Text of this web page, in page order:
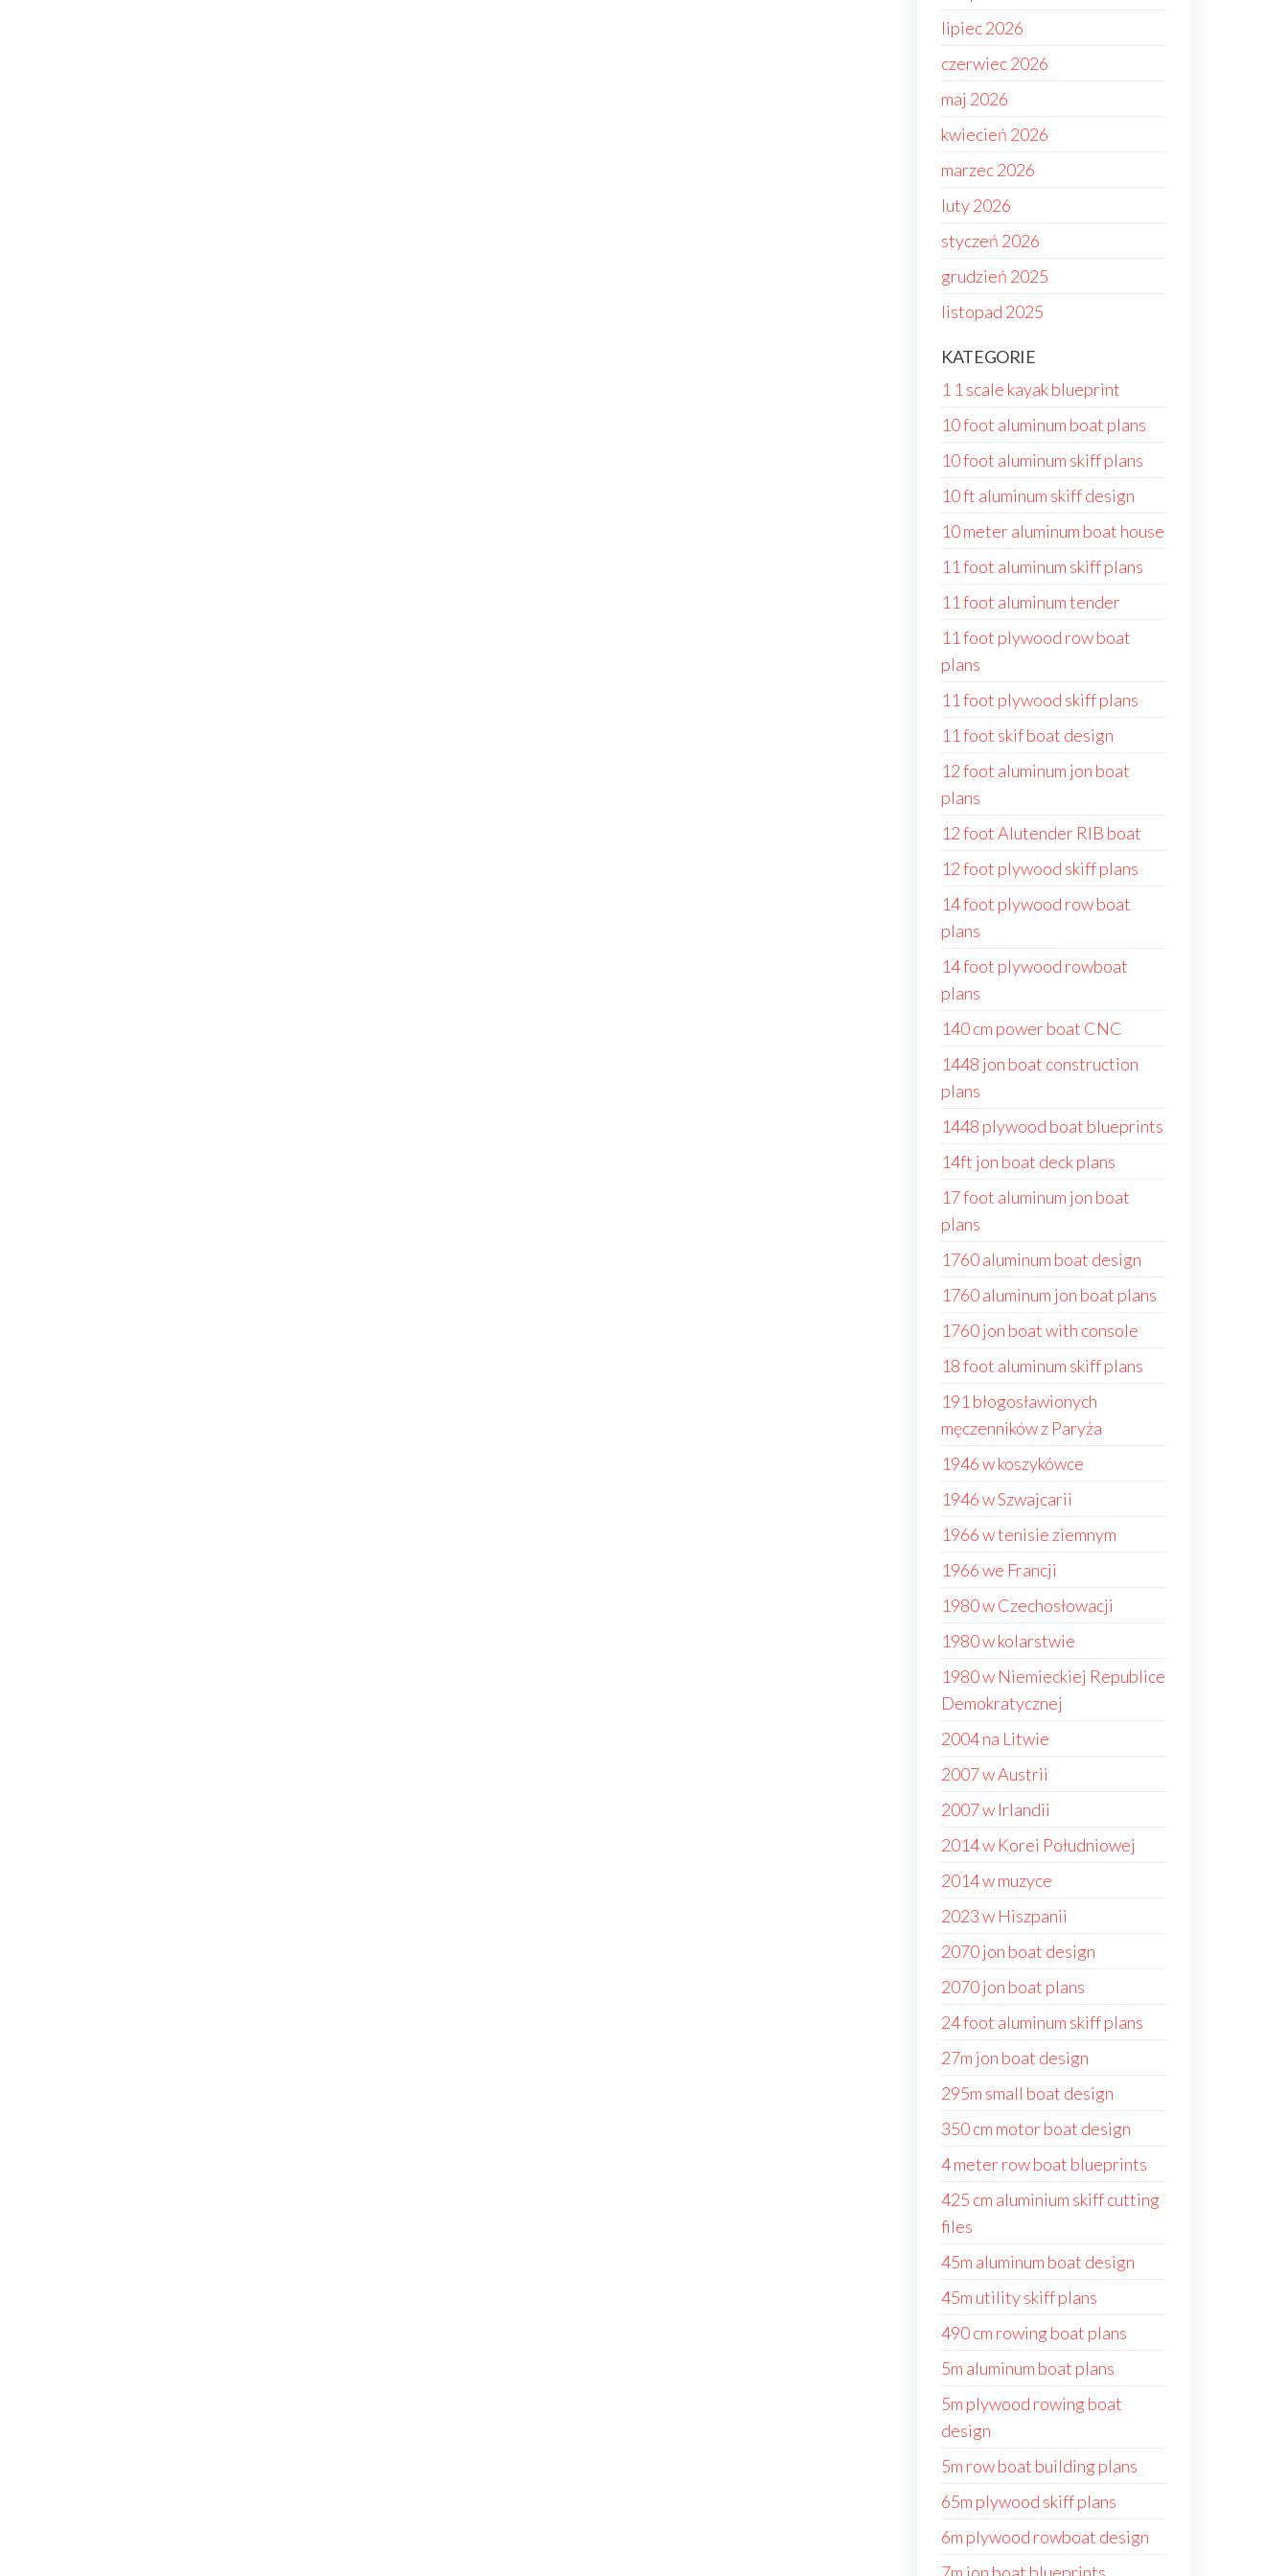
lipiec 2026
czerwiec 2026
maj 2026
kwiecień 2026
marzec 2026
luty 2026
styczeń 2026
grudzień 2025
listopad 2025
KATEGORIE
1 1 scale kayak blueprint
10 foot aluminum boat plans
10 foot aluminum skiff plans
10 ft aluminum skiff design
10 meter aluminum boat house
11 foot aluminum skiff plans
11 foot aluminum tender
11 foot plywood row boat
plans
11 foot plywood skiff plans
11 foot skif boat design
12 foot aluminum jon boat
plans
12 foot Alutender RIB boat
12 foot plywood skiff plans
14 foot plywood row boat
plans
14 foot plywood rowboat
plans
140 cm power boat CNC
1448 jon boat construction
plans
1448 plywood boat blueprints
14ft jon boat deck plans
17 foot aluminum jon boat
plans
1760 aluminum boat design
1760 aluminum jon boat plans
1760 jon boat with console
18 foot aluminum skiff plans
191 błogosławionych
męczenników z Paryża
1946 w koszykówce
1946 w Szwajcarii
1966 w tenisie ziemnym
1966 we Francji
1980 w Czechosłowacji
1980 w kolarstwie
1980 w Niemieckiej Republice
Demokratycznej
2004 na Litwie
2007 w Austrii
2007 w Irlandii
2014 w Korei Południowej
2014 w muzyce
2023 w Hiszpanii
2070 jon boat design
2070 jon boat plans
24 foot aluminum skiff plans
27m jon boat design
295m small boat design
350 cm motor boat design
4 meter row boat blueprints
425 cm aluminium skiff cutting
files
45m aluminum boat design
45m utility skiff plans
490 cm rowing boat plans
5m aluminum boat plans
5m plywood rowing boat
design
5m row boat building plans
65m plywood skiff plans
6m plywood rowboat design